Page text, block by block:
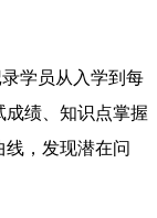
学员从入学到每
绩、知识点掌握
，发现潜在问